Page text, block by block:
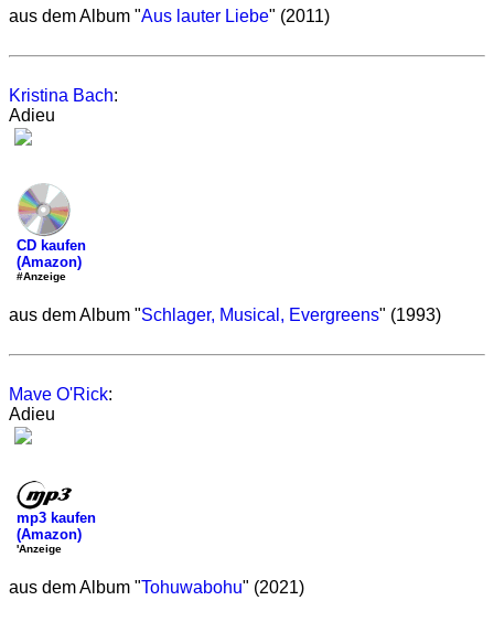
aus dem Album "Aus lauter Liebe" (2011)
Kristina Bach:
Adieu
CD kaufen
(Amazon)
#Anzeige
aus dem Album "Schlager, Musical, Evergreens" (1993)
Mave O'Rick:
Adieu
mp3 kaufen
(Amazon)
'Anzeige
aus dem Album "Tohuwabohu" (2021)